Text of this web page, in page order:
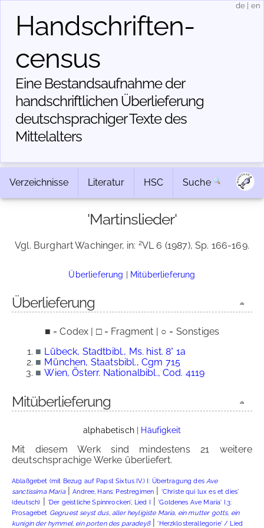
Handschriften­
census
Eine Bestandsaufnahme der
handschriftlichen Über­lieferung
deutschsprachiger Texte des
Mittelalters
de en
Verzeichnisse Literatur HSC Suche
'Martinslieder'
Vgl. Burghart Wachinger, in: 2VL 6 (1987), Sp. 166-169.
Überlieferung | Mitüberlieferung
Überlieferung
■ = Codex | □ = Fragment | ○ = Sonstiges
■ Lübeck, Stadtbibl., Ms. hist. 8° 1a
■ München, Staatsbibl., Cgm 715
■ Wien, Österr. Nationalbibl., Cod. 4119
Mitüberlieferung
alphabetisch| Häufigkeit
Mit diesem Werk sind mindestens 21 weitere
deutschsprachige Werke überliefert.
Ablaßgebet (mit Bezug auf Papst Sixtus IV.) I: Übertragung desAve
sanctissima Maria|Andree, Hans: Pestregimen | 'Christe qui lux es et dies'
(deutsch) | 'Der geistliche Spinnrocken', Lied I |'Goldenes Ave Maria' I.3:
Prosagebet Gegruest seyst dus, aller heyligiste Maria, ein mutter gotts, ein
kunigin der hymmel, ein porten des paradeyß|'Herzklosterallegorie' / Lied